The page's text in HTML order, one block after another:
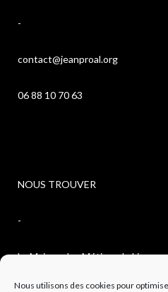
Nous utilisons des cookies pour
-
contact@jeanproal.org
06 88 10 70 63
NOUS TROUVER
-
La Maison des Métiers du Livre